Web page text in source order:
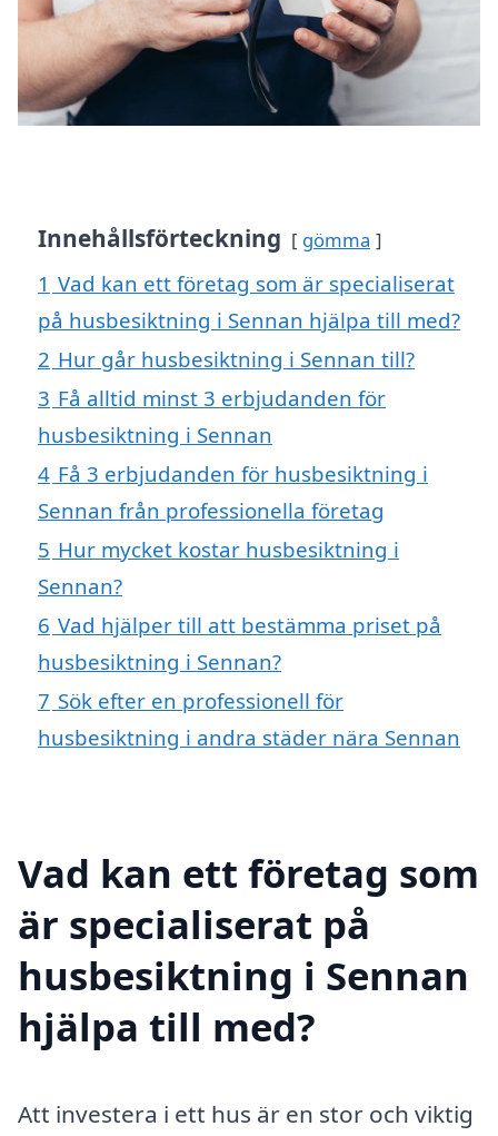
Innehållsförteckning gömma
1 Vad kan ett företag som är specialiserat
på husbesiktning i Sennan hjälpa till med?
2 Hur går husbesiktning i Sennan till?
3 Få alltid minst 3 erbjudanden för
husbesiktning i Sennan
4 Få 3 erbjudanden för husbesiktning i
Sennan från professionella företag
5 Hur mycket kostar husbesiktning i
Sennan?
6 Vad hjälper till att bestämma priset på
husbesiktning i Sennan?
7 Sök efter en professionell för
husbesiktning i andra städer nära Sennan
Vad kan ett företag som
är specialiserat på
husbesiktning i Sennan
hjälpa till med?
Att investera i ett hus är en stor och viktig